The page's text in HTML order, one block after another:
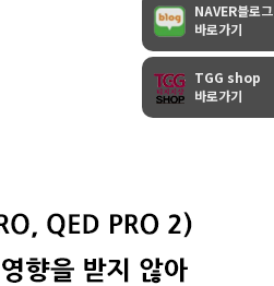
NAVER블로그
바로가기
TGG shop
바로가기